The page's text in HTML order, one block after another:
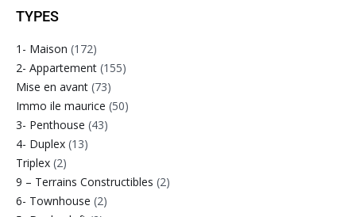
TYPES
1- Maison (172)
2- Appartement (155)
Mise en avant (73)
Immo ile maurice (50)
3- Penthouse (43)
4- Duplex (13)
Triplex (2)
9 – Terrains Constructibles (2)
6- Townhouse (2)